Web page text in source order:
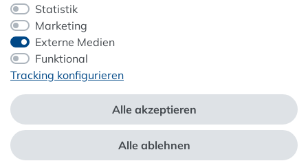
ZAHLUNG & VERSAND
*Alle Preise inkl. der gesetzl. MwSt. zzgl.Service- und Versandkosten
Statistik
Marketing
Externe Medien
Funktional
Tracking konfigurieren
Alle akzeptieren
Alle ablehnen